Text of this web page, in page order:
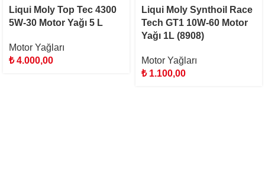
Liqui Moly Top Tec 4300
5W-30 Motor Yağı 5 L
Motor Yağları
₺4.000,00
Liqui Moly Synthoil Race
Tech GT1 10W-60 Motor
Yağı 1L (8908)
Motor Yağları
₺1.100,00